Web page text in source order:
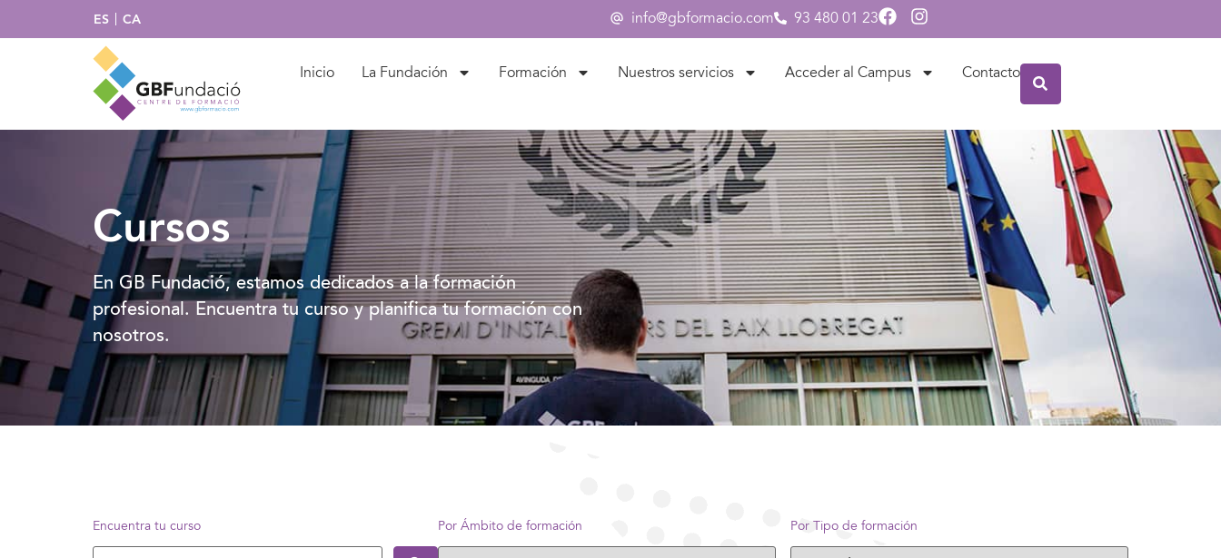
ES CA info@gbformacio.com 93 480 01 23
Inicio La Fundación Formación Nuestros servicios Acceder al Campus Contacto
Cursos
En GB Fundació, estamos dedicados a la formación
profesional. Encuentra tu curso y planifica tu formación con
nosotros.
Encuentra tu curso Por Ámbito de formación Por Tipo de formación